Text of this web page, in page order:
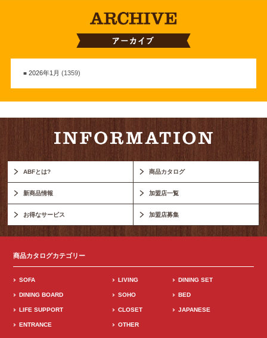
2026年1月 (1359)
ABFとは? 商品カタログ
新商品情報 加盟店一覧
お得なサービス 加盟店募集
商品カタログカテゴリー
SOFA LIVING DINING SET
DINING BOARD SOHO BED
LIFE SUPPORT CLOSET JAPANESE
ENTRANCE OTHER